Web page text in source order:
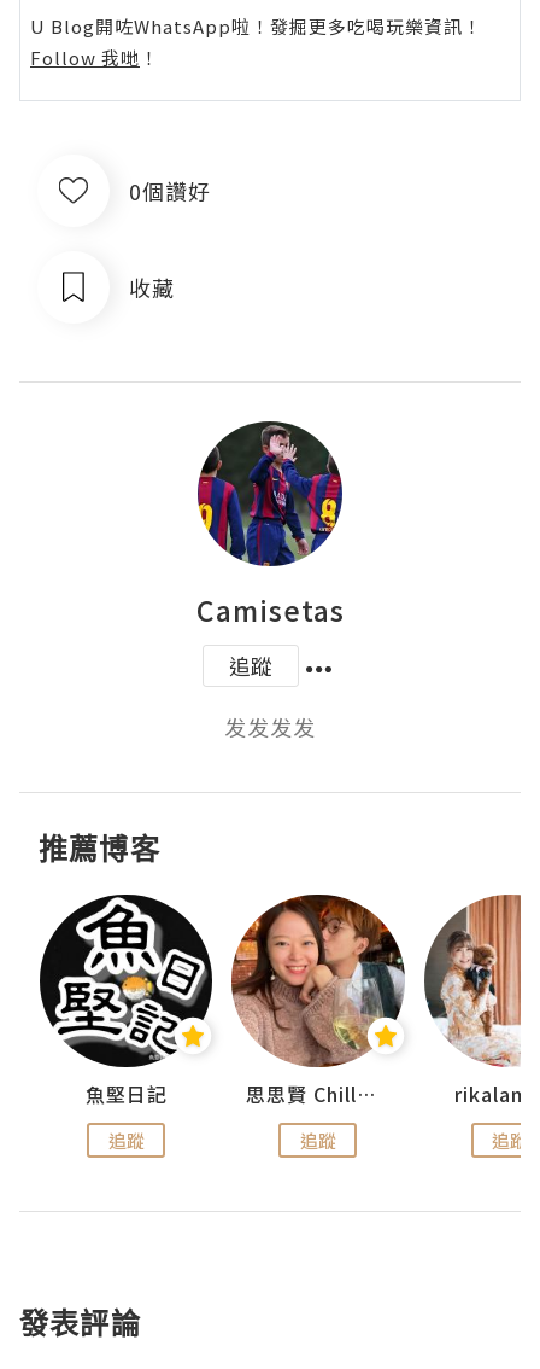
U Blog開咗WhatsApp啦！發掘更多吃喝玩樂資訊！
Follow 我哋 ！
0個讚好
收藏
Camisetas
追蹤
发发发发
推薦博客
魚堅日記
追蹤
思思賢 ChillMyBabe
追蹤 追蹤
發表評論